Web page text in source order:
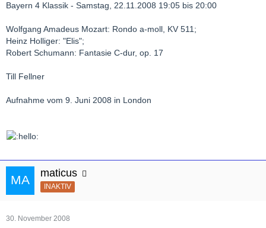
Bayern 4 Klassik - Samstag, 22.11.2008 19:05 bis 20:00
Wolfgang Amadeus Mozart: Rondo a-moll, KV 511;
Heinz Holliger: "Elis";
Robert Schumann: Fantasie C-dur, op. 17
Till Fellner
Aufnahme vom 9. Juni 2008 in London
maticus
INAKTIV
30. November 2008